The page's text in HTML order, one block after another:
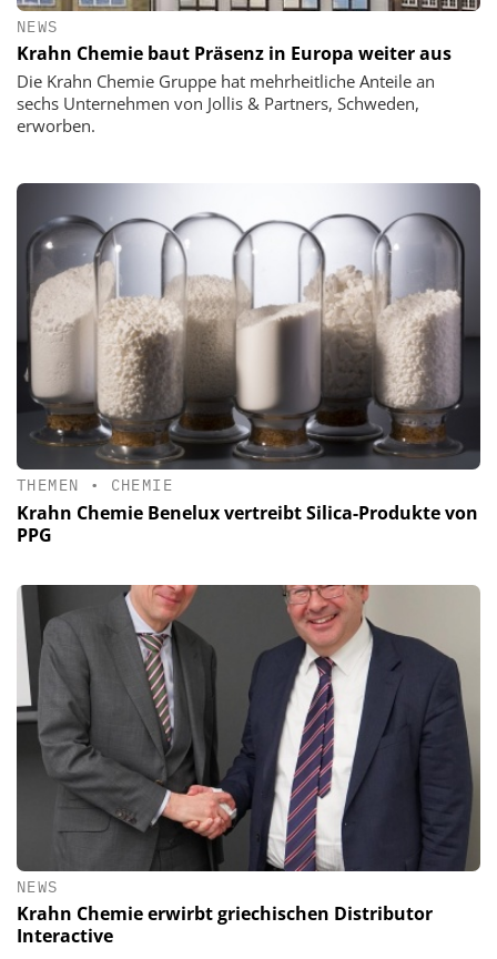
NEWS
Krahn Chemie baut Präsenz in Europa weiter aus
Die Krahn Chemie Gruppe hat mehrheitliche Anteile an
sechs Unternehmen von Jollis & Partners, Schweden,
erworben.
THEMEN • CHEMIE
Krahn Chemie Benelux vertreibt Silica-Produkte von
PPG
NEWS
Krahn Chemie erwirbt griechischen Distributor
Interactive